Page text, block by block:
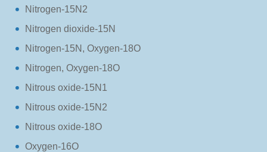
Nitrogen-15N2
Nitrogen dioxide-15N
Nitrogen-15N, Oxygen-18O
Nitrogen, Oxygen-18O
Nitrous oxide-15N1
Nitrous oxide-15N2
Nitrous oxide-18O
Oxygen-16O